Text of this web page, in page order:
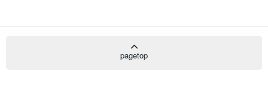
pagetop